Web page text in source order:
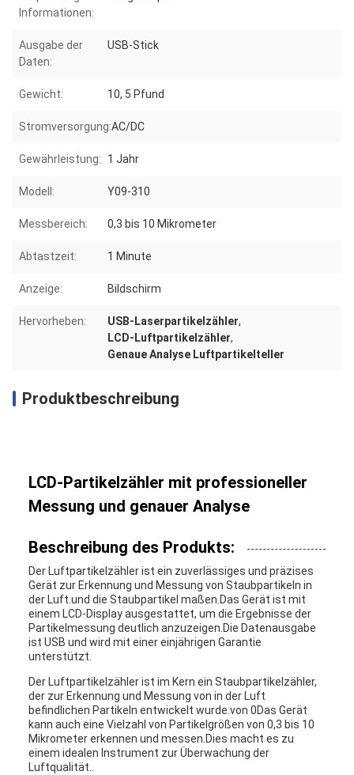
Informationen:
Ausgabe der
Daten:
USB-Stick
Gewicht: 10, 5 Pfund
Stromversorgung:AC/DC
Gewährleistung: 1 Jahr
Modell: Y09-310
Messbereich: 0,3 bis 10 Mikrometer
Abtastzeit: 1 Minute
Anzeige: Bildschirm
Hervorheben: USB-Laserpartikelzähler,
LCD-Luftpartikelzähler,
Genaue Analyse Luftpartikelteller
Produktbeschreibung
LCD-Partikelzähler mit professioneller
Messung und genauer Analyse
Beschreibung des Produkts:
Der Luftpartikelzähler ist ein zuverlässiges und präzises
Gerät zur Erkennung und Messung von Staubpartikeln in
der Luft.und die Staubpartikel maßen.Das Gerät ist mit
einem LCD-Display ausgestattet, um die Ergebnisse der
Partikelmessung deutlich anzuzeigen.Die Datenausgabe
ist USB und wird mit einer einjährigen Garantie
unterstützt.
Der Luftpartikelzähler ist im Kern ein Staubpartikelzähler,
der zur Erkennung und Messung von in der Luft
befindlichen Partikeln entwickelt wurde.von 0Das Gerät
kann auch eine Vielzahl von Partikelgrößen von 0,3 bis 10
Mikrometer erkennen und messen.Dies macht es zu
einem idealen Instrument zur Überwachung der
Luftqualität..